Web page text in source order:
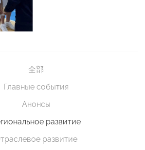
全部
Главные события
Анонсы
развитие
развитие